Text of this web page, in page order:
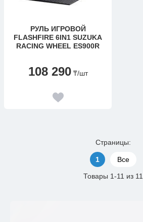
РУЛЬ ИГРОВОЙ
FLASHFIRE 6IN1 SUZUKA
RACING WHEEL ES900R
108 290 ₸/шт
Страницы:
1 Все
Товары 1-11 из 11